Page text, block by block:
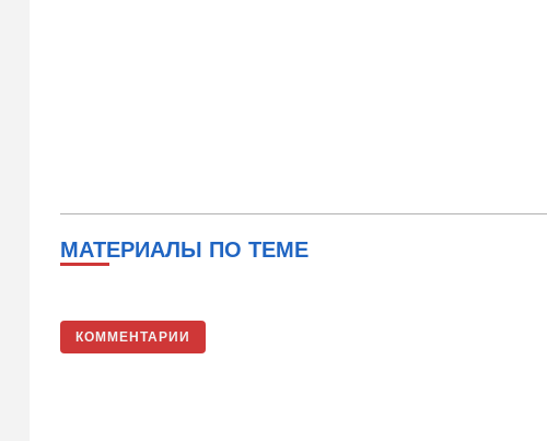
МАТЕРИАЛЫ ПО ТЕМЕ
КОММЕНТАРИИ